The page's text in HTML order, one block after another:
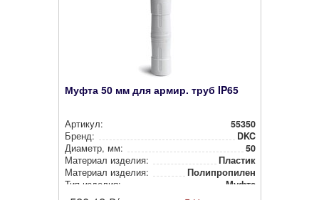
Муфта 50 мм для армир. труб IP65
Артикул:
55350
Бренд:
DKC
Диаметр, мм:
50
Материал изделия:
Пластик
Материал изделия:
Полип­ро­пи­лен
Тип изделия:
Муфта
Степень защиты: